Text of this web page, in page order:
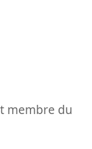
membre du